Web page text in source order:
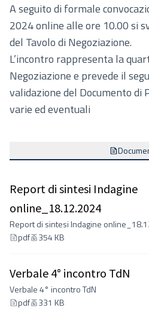
A seguito di formale
2024 online alle ore 10.00 si
del Tavolo di Negoziazione.
L’incontro rappresenta la
Negoziazione e prevede il
validazione del Documento di
varie ed eventuali
Report di sintesi Indagine
online_18.12.2024
Report di sintesi Indagine
pdf
354 KB
Verbale 4° incontro TdN
Verbale 4° incontro TdN
pdf
331 KB